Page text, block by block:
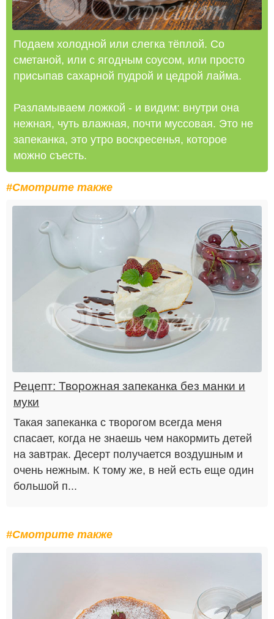
Подаем холодной или слегка тёплой. Со
сметаной, или с ягодным соусом, или просто
присыпав сахарной пудрой и цедрой лайма.
Разламываем ложкой - и видим: внутри она
нежная, чуть влажная, почти муссовая. Это не
запеканка, это утро воскресенья, которое
можно съесть.
#Смотрите также
Рецепт: Творожная запеканка без манки и
муки
Такая запеканка с творогом всегда меня
спасает, когда не знаешь чем накормить детей
на завтрак. Десерт получается воздушным и
очень нежным. К тому же, в ней есть еще один
большой п...
#Смотрите также